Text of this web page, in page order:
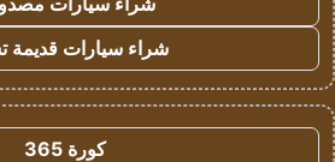
شراء سيارات قديمة
كورة 365